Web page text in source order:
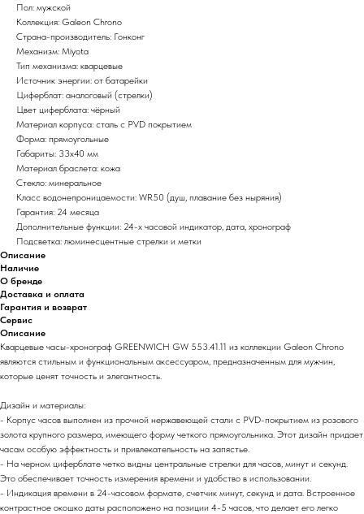
Пол: мужской
Коллекция: Galeon Chrono
Страна-производитель: Гонконг
Механизм: Miyota
Тип механизма: кварцевые
Источник энергии: от батарейки
Циферблат: аналоговый (стрелки)
Цвет циферблата: чёрный
Материал корпуса: сталь с PVD покрытием
Форма: прямоугольные
Габариты: 33х40 мм
Материал браслета: кожа
Стекло: минеральное
Класс водонепроницаемости: WR50 (душ, плавание без ныряния)
Гарантия: 24 месяца
Дополнительные функции: 24-х часовой индикатор, дата, хронограф
Подсветка: люминесцентные стрелки и метки
Описание
Наличие
О бренде
Доставка и оплата
Гарантия и возврат
Сервис
Описание
Кварцевые часы-хронограф GREENWICH GW 553.41.11 из коллекции Galeon Chrono
являются стильным и функциональным аксессуаром, предназначенным для мужчин,
которые ценят точность и элегантность.
Дизайн и материалы:
- Корпус часов выполнен из прочной нержавеющей стали с PVD-покрытием из розового
золота крупного размера, имеющего форму четкого прямоугольника. Этот дизайн придает
часам особую эффектность и привлекательность на запястье.
- На черном циферблате четко видны центральные стрелки для часов, минут и секунд.
Это обеспечивает точность измерения времени и удобство в использовании.
- Индикация времени в 24-часовом формате, счетчик минут, секунд и дата. Встроенное
контрастное окошко даты расположено на позиции 4-5 часов, что делает его легко